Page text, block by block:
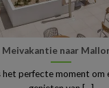
Meivakantie naar
het perfecte moment om